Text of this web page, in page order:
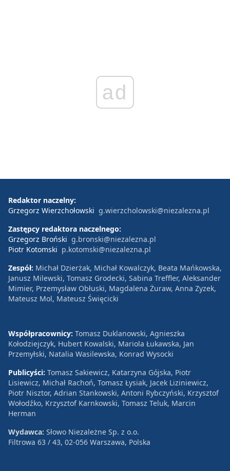
ad
Redaktor naczelny:
Grzegorz Wierzchołowski g.wierzcholowski@niezalezna.pl
Zastępcy redaktora naczelnego:
Grzegorz Broński g.bronski@niezalezna.pl
Piotr Kotomski p.kotomski@niezalezna.pl
Zespół: Michał Dzierżak, Michał Kowalczyk, Beata Mańkowska,
Janusz Milewski, Tomasz Grodecki, Sabina Treffler, Aleksander
Mimier, Przemysław Obłuski, Magdalena Żuraw, Anna Zyzek,
Mateusz Mol, Mateusz Święcicki
Współpracownicy: Tomasz Duklanowski, Agnieszka
Kołodziejczyk, Hubert Kowalski, Mariola Łukawska, Jan
Przemyłski, Natalia Wasilewska, Konrad Wysocki
Publicyści: Tomasz Sakiewicz, Katarzyna Gójska, Piotr
Lisiewicz, Michał Rachoń, Tomasz Łysiak, Jacek Liziniewicz,
Piotr Nisztor, Adrian Stankowski, Antoni Rybczyński, Krzysztof
Wołodźko, Krzysztof Karnkowski, Tomasz Teluk, Marcin
Herman
Wydawca: Słowo Niezależne Sp. z o.o.
Filtrowa 63 / 43, 02-056 Warszawa, Polska